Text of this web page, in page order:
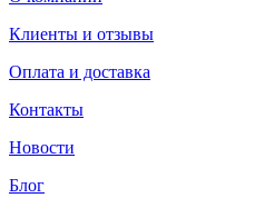
Клиенты и отзывы
Оплата и доставка
Контакты
Новости
Блог